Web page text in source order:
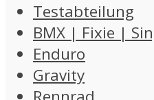
Testabteilung
BMX | Fixie |
Enduro
Gravity